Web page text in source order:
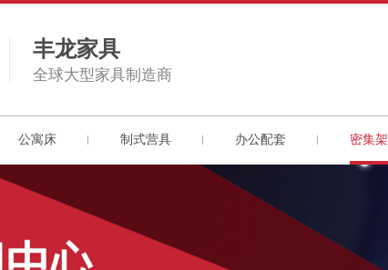
丰龙家具
全球大型家具制造商
公寓床 制式营具 办公配套 密集架